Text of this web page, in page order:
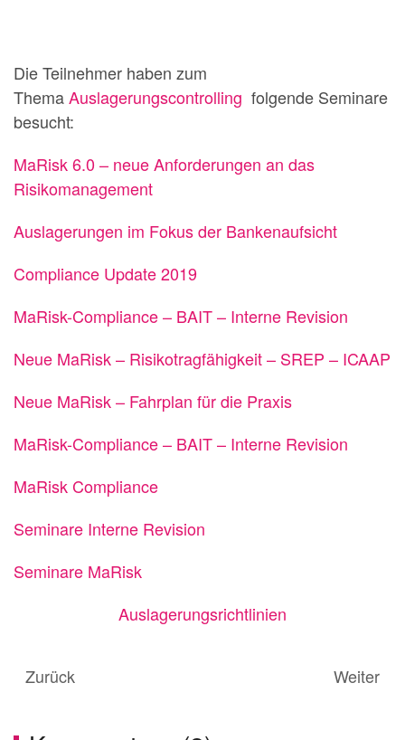
Die Teilnehmer haben zum
ThemaAuslagerungscontrolling folgende Seminare
besucht:
MaRisk 6.0 – neue Anforderungen an das
Risikomanagement
Auslagerungen im Fokus der Bankenaufsicht
Compliance Update 2019
MaRisk-Compliance – BAIT – Interne Revision
Neue MaRisk – Risikotragfähigkeit – SREP – ICAAP
Neue MaRisk – Fahrplan für die Praxis
MaRisk-Compliance – BAIT – Interne Revision
MaRisk Compliance
Seminare Interne Revision
Seminare MaRisk
Auslagerungsrichtlinien
Zurück Weiter